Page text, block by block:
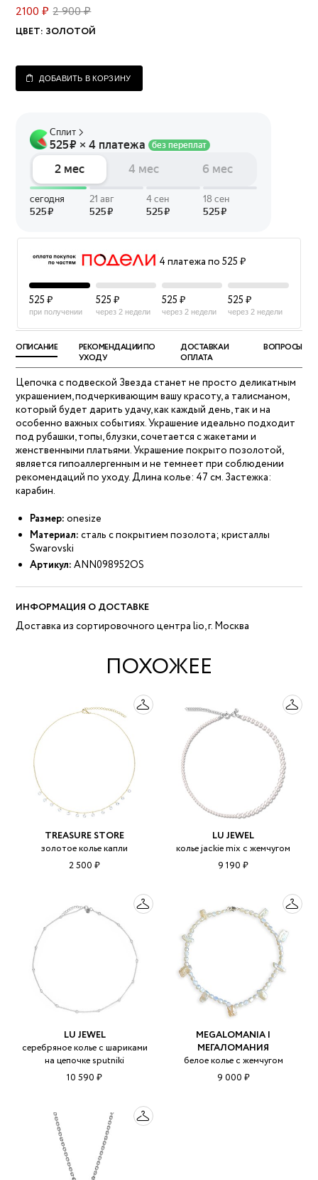
2100 ₽ 2 900 ₽
ЦВЕТ: ЗОЛОТОЙ
ДОБАВИТЬ В КОРЗИНУ
4 платежа по 525 ₽
525 ₽
при получении
525 ₽
через 2 недели
525 ₽
через 2 недели
525 ₽
через 2 недели
ОПИСАНИЕ
РЕКОМЕНДАЦИИ ПО
УХОДУ
ДОСТАВКА И
ОПЛАТА
ВОПРОСЫ
Цепочка с подвеской Звезда станет не просто деликатным
украшением, подчеркивающим вашу красоту, а талисманом,
который будет дарить удачу, как каждый день, так и на
особенно важных событиях. Украшение идеально подходит
под рубашки, топы, блузки, сочетается с жакетами и
женственными платьями. Украшение покрыто позолотой,
является гипоаллергенным и не темнеет при соблюдении
рекомендаций по уходу. Длина колье: 47 см. Застежка:
карабин.
Размер: onesize
Материал: сталь с покрытием позолота; кристаллы
Swarovski
Артикул: ANN098952OS
ИНФОРМАЦИЯ О ДОСТАВКЕ
Доставка из сортировочного центра lio, г. Москва
ПОХОЖЕЕ
TREASURE STORE
золотое колье капли
2 500 ₽
LU JEWEL
колье jackie mix с жемчугом
9 190 ₽
LU JEWEL
серебряное колье с шариками
на цепочке sputniki
10 590 ₽
MEGALOMANIA |
МЕГАЛОМАНИЯ
белое колье с жемчугом
9 000 ₽